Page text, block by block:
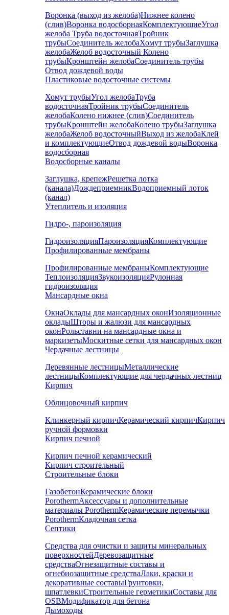
Воронка (выход из желоба)Нижнее колено
(слив)Воронка водосборнаяКомплектующиеУгол
желоба Труба водосточнаяТройник
трубыСоединитель желобаХомут трубыЗаглушка
желобаЖелоб водосточный Колено
трубыКронштейн желобаСоединитель трубы
Отвод дождевой воды
Пластиковые водосточные системы
Хомут трубыУгол желобаТруба
водосточнаяТройник трубыСоединитель
желобаКолено нижнее (слив)Соединитель
трубыКронштейн желобаКолено трубыЗаглушка
желобаЖелоб водосточныйВыход из желобаКлей
и комплектующиеОтвод дождевой водыВоронка
водосборная
Водосборные каналы
Заглушка, крепежРешетка лотка
(канала)ДождеприемникВодоприемный лоток
(канал)
Утеплитель и изоляция
Гидро-, пароизоляция
ГидроизоляцияПароизоляцияКомплектующие
Профилированные мембраны
Профилированные мембраныКомплектующие
ТеплоизоляцияЗвукоизоляцияРулонная
гидроизоляция
Мансардные окна
ОкнаОклады для мансардных оконИзоляционные
окладыШторы и жалюзи для мансардных
оконРольставни на мансардные окна и
маркизетыМоскитные сетки для мансардных окон
Чердачные лестницы
Деревянные лестницыМеталлические
лестницыКомплектующие для чердачных лестниц
Кирпич
Облицовочный кирпич
Клинкерный кирпичКерамический кирпичКирпич
ручной формовки
Кирпич печной
Кирпич печной керамический
Кирпич строительный
Строительные блоки
ГазобетонКерамические блоки
PorothermАксессуары и дополнительные
материалы PorothermКерамические перемычки
PorothermКладочная сетка
Септики
Средства для очистки и защиты минеральных
поверхностейДеревозащитные
средстваОгнезащитные составы и
огнебиозащитные средстваЛаки, краски и
декоративные составыГрунтовки,
шпатлевкиСтроительные герметикиСоставы для
OSBМодификатор для бетона
Дымоходы